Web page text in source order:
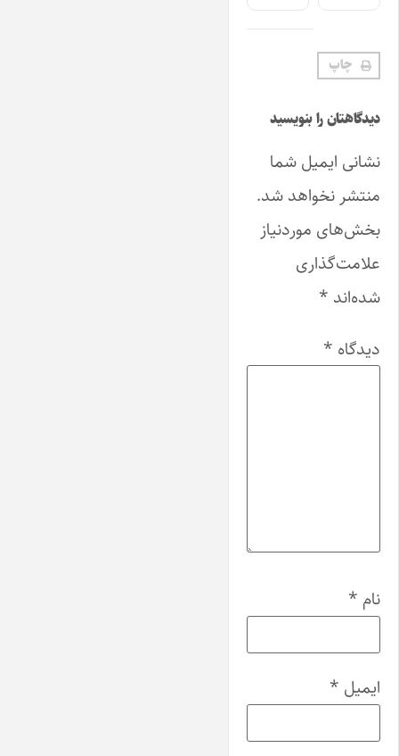
چاپ
دیدگاهتان را بنویسید
نشانی ایمیل شما
منتشر نخواهد شد.
بخش‌های موردنیاز
علامت‌گذاری
شده‌اند *
دیدگاه *
نام *
ایمیل *